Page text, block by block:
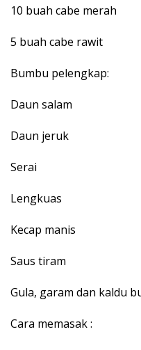
10 buah cabe merah
5 buah cabe rawit
Bumbu pelengkap:
Daun salam
Daun jeruk
Serai
Lengkuas
Kecap manis
Saus tiram
Gula, garam dan kaldu
Cara memasak :